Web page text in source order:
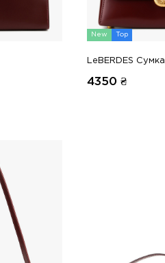
New Top
LeBERDES Сумка
4350 ₴